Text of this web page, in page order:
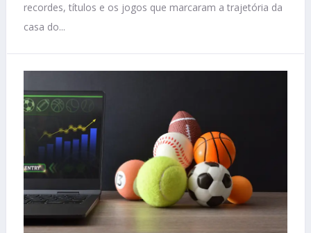
recordes, títulos e os jogos que marcaram a trajetória da
casa do...